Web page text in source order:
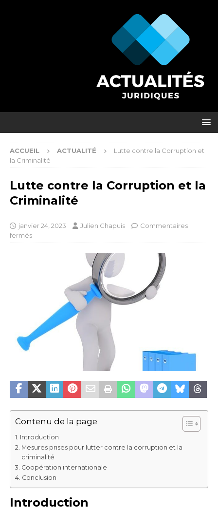
ACCUEIL ACTUALITÉ
Lutte contre la Corruption et
la Criminalité
Lutte contre la Corruption et la
Criminalité
janvier 24, 2023 Julien Chapuis
Commentaires
fermés
Contenu de la page
Introduction
Mesures prises pour lutter contre la corruption et la
criminalité
Coopération internationale
Conclusion
Introduction